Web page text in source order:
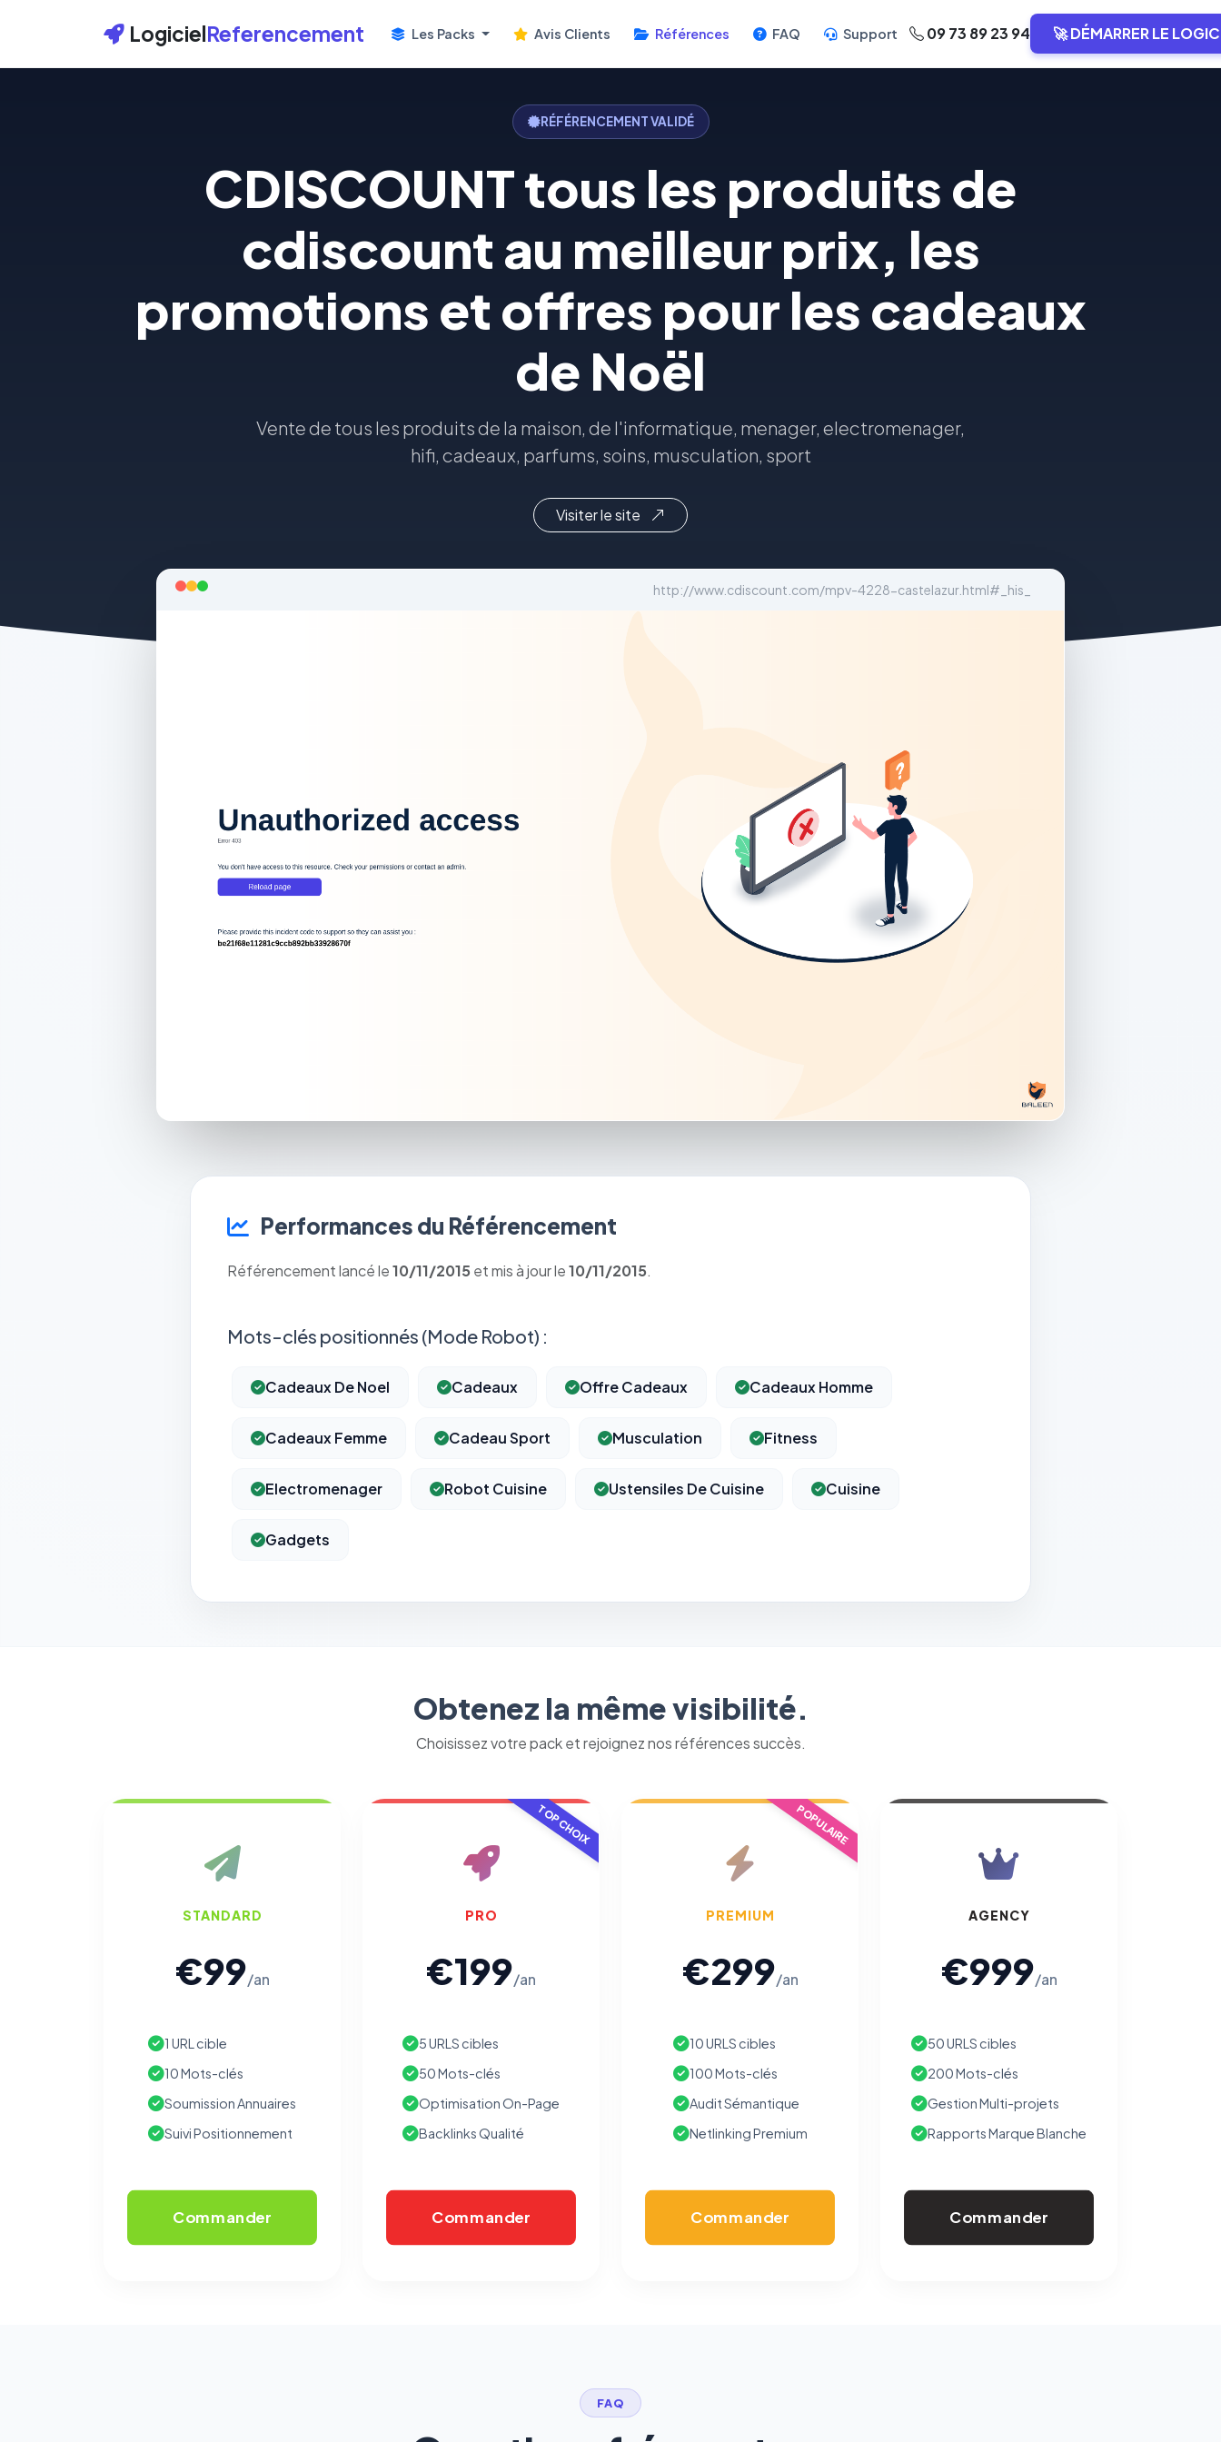
LogicielReferencement Les Packs Avis Clients Références FAQ Support 09 73 89 23 94 🚀 DÉMARRER LE
RÉFÉRENCEMENT VALIDÉ
CDISCOUNT tous les produits de
cdiscount au meilleur prix, les
promotions et offres pour les cadeaux
de Noël
Vente de tous les produits de la maison, de l'informatique, menager, electromenager,
hifi, cadeaux, parfums, soins, musculation, sport
Visiter le site
http://www.cdiscount.com/mpv-4228-castelazur.html#_his_
Performances du Référencement
Référencement lancé le10/11/2015 et mis à jour le10/11/2015.
Mots-clés positionnés (Mode Robot) :
Cadeaux De Noel Cadeaux Offre Cadeaux Cadeaux Homme
Cadeaux Femme Cadeau Sport Musculation Fitness
Electromenager Robot Cuisine Ustensiles De Cuisine Cuisine
Gadgets
Obtenez la même visibilité.
Choisissez votre pack et rejoignez nos références succès.
STANDARD
€99/an
1 URL cible
10 Mots-clés
Soumission Annuaires
Suivi Positionnement
Commander
TOP CHOIX
PRO
€199/an
5 URLS cibles
50 Mots-clés
Optimisation On-Page
Backlinks Qualité
Commander
POPULAIRE
PREMIUM
€299/an
10 URLS cibles
100 Mots-clés
Audit Sémantique
Netlinking Premium
Commander
AGENCY
€999/an
50 URLS cibles
200 Mots-clés
Gestion Multi-projets
Rapports Marque Blanche
Commander
FAQ
Nous aident à comprendre comment vous utilisez le site
Cookies marketing
Permettent d'afficher des publicités pertinentes et de
mesurer l'efficacité de nos campagnes (Google Ads,
votre navigation.
Traceurs des courriels
Ce suivi n'est pas géré par ce
bandeau cookies
(cadre distinct du site web). Pour vous y
lien dédié en pied de chaque courriel
vous opposer à ce suivi ») — sans vous désinscrire des envois — ou
contact@logicielreferencement.com. Détail :
Politique de
confidentialité(section Traceurs dans les Courriels).